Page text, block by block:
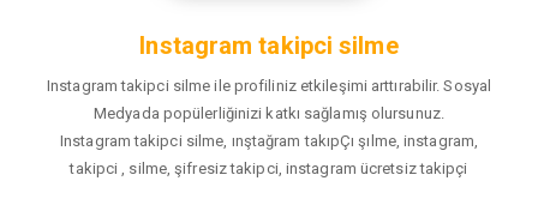
Instagram takipci silme
Instagram takipci silme ile profiliniz etkileşimi arttırabilir. Sosyal
Medyada popülerliğinizi katkı sağlamış olursunuz.
Instagram takipci silme, ınştağram takıpÇı şılme, instagram,
takipci , silme, şifresiz takipci, instagram ücretsiz takipçi